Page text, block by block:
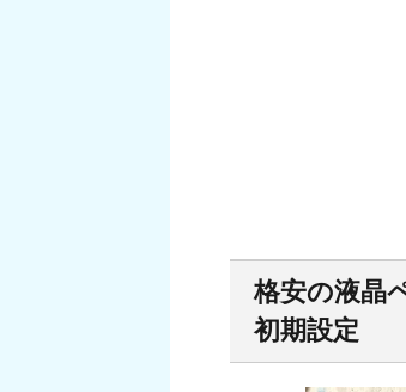
格安の液晶
初期設定